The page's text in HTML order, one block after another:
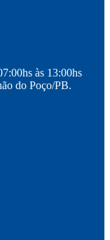
às 13:00hs
do Poço/PB.